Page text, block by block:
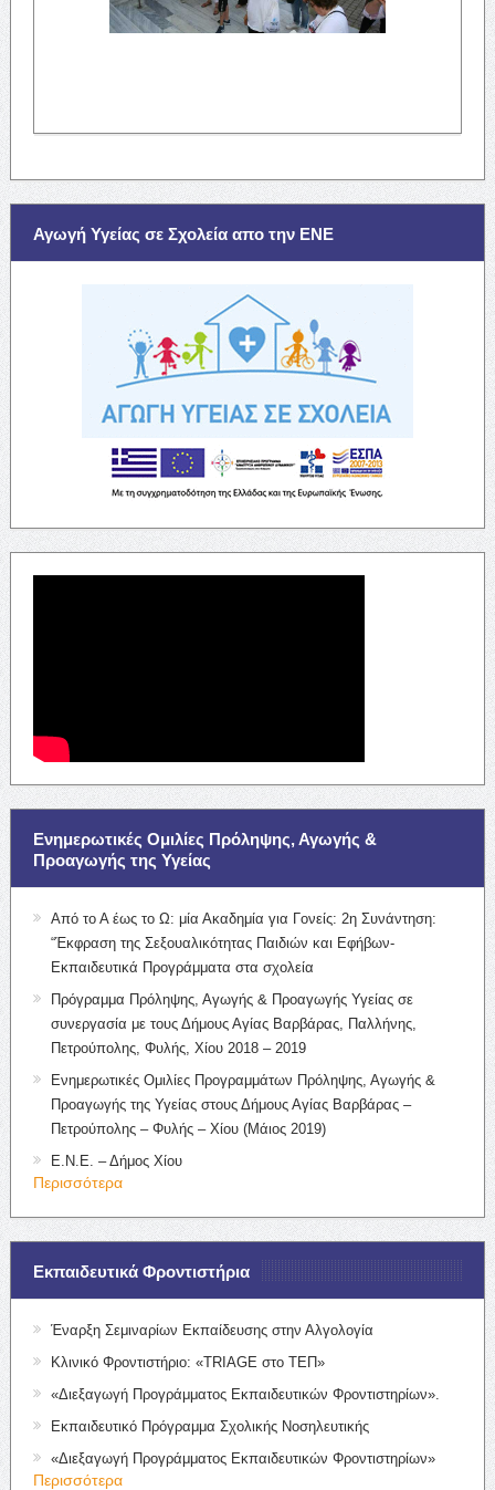
Αγωγή Υγείας σε Σχολεία απο την ΕΝΕ
Ενημερωτικές Ομιλίες Πρόληψης, Αγωγής &
Προαγωγής της Υγείας
Από το Α έως το Ω: μία Ακαδημία για Γονείς: 2η Συνάντηση:
“Έκφραση της Σεξουαλικότητας Παιδιών και Εφήβων-
Εκπαιδευτικά Προγράμματα στα σχολεία
Πρόγραμμα Πρόληψης, Αγωγής & Προαγωγής Υγείας σε
συνεργασία με τους Δήμους Αγίας Βαρβάρας, Παλλήνης,
Πετρούπολης, Φυλής, Χίου 2018 – 2019
Ενημερωτικές Ομιλίες Προγραμμάτων Πρόληψης, Αγωγής &
Προαγωγής της Υγείας στους Δήμους Αγίας Βαρβάρας –
Πετρούπολης – Φυλής – Χίου (Μάιος 2019)
Ε.Ν.Ε. – Δήμος Χίου
Περισσότερα
Εκπαιδευτικά Φροντιστήρια
Έναρξη Σεμιναρίων Εκπαίδευσης στην Αλγολογία
Κλινικό Φροντιστήριο: «TRIAGE στο ΤΕΠ»
«Διεξαγωγή Προγράμματος Εκπαιδευτικών Φροντιστηρίων».
Εκπαιδευτικό Πρόγραμμα Σχολικής Νοσηλευτικής
«Διεξαγωγή Προγράμματος Εκπαιδευτικών Φροντιστηρίων»
Περισσότερα